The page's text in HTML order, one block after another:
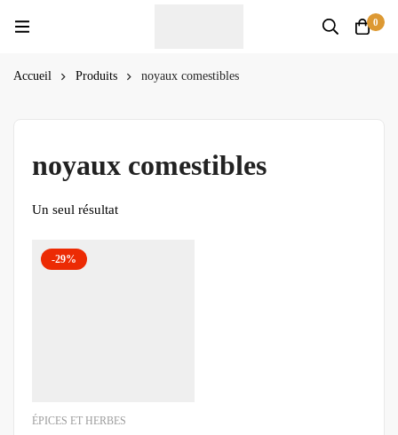
0
Accueil Produits noyaux comestibles
noyaux comestibles
Un seul résultat
-29%
ÉPICES ET HERBES